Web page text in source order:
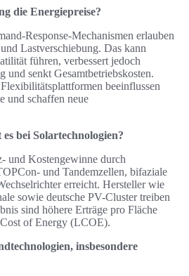
die Energiepreise?
Response-Mechanismen erlauben
Lastverschiebung. Das kann
führen, verbessert jedoch
und senkt Gesamtbetriebskosten.
beeinflussen
und schaffen neue
bei Solartechnologien?
und Kostengewinne durch
und Tandemzellen, bifaziale
erreicht. Hersteller wie
sowie deutsche PV-Cluster treiben
sind höhere Erträge pro Fläche
of Energy (LCOE).
insbesondere